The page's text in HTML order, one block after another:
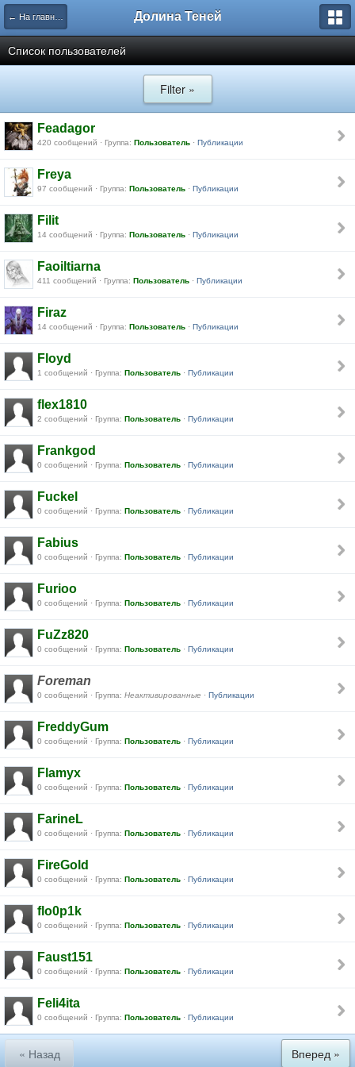
← На главную Долина Теней
Список пользователей
Filter »
Feadagor
420 сообщений · Группа: Пользователь · Публикации
Freya
97 сообщений · Группа: Пользователь · Публикации
Filit
14 сообщений · Группа: Пользователь · Публикации
Faoiltiarna
411 сообщений · Группа: Пользователь · Публикации
Firaz
14 сообщений · Группа: Пользователь · Публикации
Floyd
1 сообщений · Группа: Пользователь · Публикации
flex1810
2 сообщений · Группа: Пользователь · Публикации
Frankgod
0 сообщений · Группа: Пользователь · Публикации
Fuckel
0 сообщений · Группа: Пользователь · Публикации
Fabius
0 сообщений · Группа: Пользователь · Публикации
Furioo
0 сообщений · Группа: Пользователь · Публикации
FuZz820
0 сообщений · Группа: Пользователь · Публикации
Foreman
0 сообщений · Группа: Неактивированные · Публикации
FreddyGum
0 сообщений · Группа: Пользователь · Публикации
Flamyx
0 сообщений · Группа: Пользователь · Публикации
FarineL
0 сообщений · Группа: Пользователь · Публикации
FireGold
0 сообщений · Группа: Пользователь · Публикации
flo0p1k
0 сообщений · Группа: Пользователь · Публикации
Faust151
0 сообщений · Группа: Пользователь · Публикации
Feli4ita
0 сообщений · Группа: Пользователь · Публикации
« Назад Вперед »